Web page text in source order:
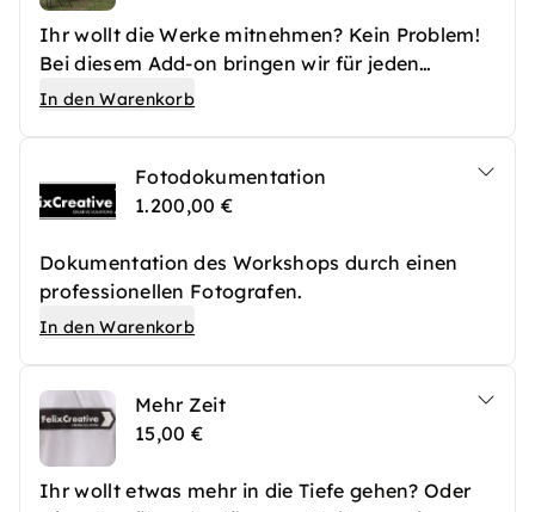
Ihr wollt die Werke mitnehmen? Kein Problem!
Bei diesem Add-on bringen wir für jeden
Teilnehmer eine zweiseitig bemalbare
In den Warenkorb
Fotodokumentation
1.200,00 €
Dokumentation des Workshops durch einen
professionellen Fotografen.
In den Warenkorb
Mehr Zeit
15,00 €
Ihr wollt etwas mehr in die Tiefe gehen? Oder